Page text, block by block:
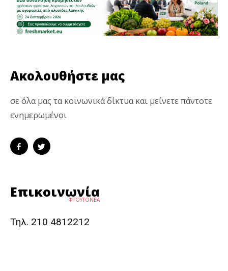
Ακολουθήστε μας
σε όλα μας τα κοινωνικά δίκτυα και μείνετε πάντοτε
ενημερωμένοι
Επικοινωνία
ΦΡΟΥΤΟΝΕΑ
Τηλ. 210 4812212